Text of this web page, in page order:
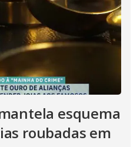
esquema
roubadas em